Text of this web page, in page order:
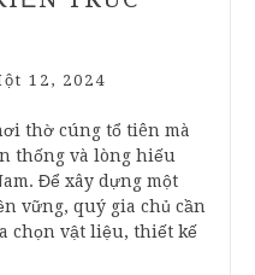
12, 2024
thờ cúng tổ tiên mà
thống và lòng hiếu
Để xây dựng một
vững, quý gia chủ cần
chọn vật liệu, thiết kế